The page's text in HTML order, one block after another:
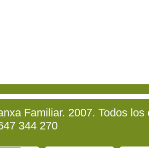
Familiar. 2007. Todos
344 270